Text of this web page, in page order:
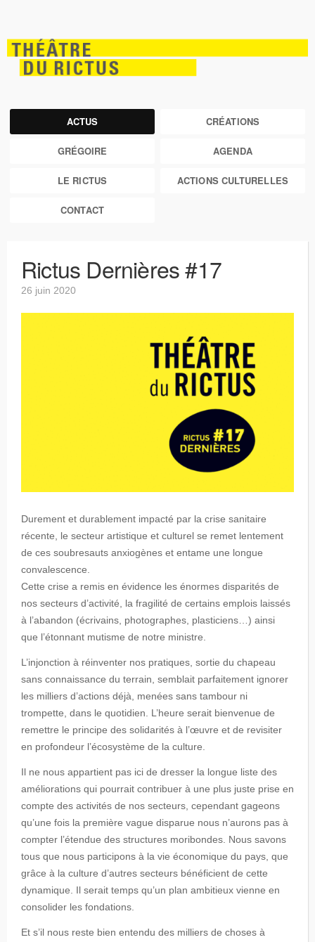
ACTUS CRÉATIONS
GRÉGOIRE AGENDA
LE RICTUS ACTIONS CULTURELLES
CONTACT
Rictus Dernières #17
26 juin 2020
Durement et durablement impacté par la crise sanitaire
récente, le secteur artistique et culturel se remet lentement
de ces soubresauts anxiogènes et entame une longue
convalescence.
Cette crise a remis en évidence les énormes disparités de
nos secteurs d’activité, la fragilité de certains emplois laissés
à l’abandon (écrivains, photographes, plasticiens…) ainsi
que l’étonnant mutisme de notre ministre.
L’injonction à réinventer nos pratiques, sortie du chapeau
sans connaissance du terrain, semblait parfaitement ignorer
les milliers d’actions déjà, menées sans tambour ni
trompette, dans le quotidien. L’heure serait bienvenue de
remettre le principe des solidarités à l’œuvre et de revisiter
en profondeur l’écosystème de la culture.
Il ne nous appartient pas ici de dresser la longue liste des
améliorations qui pourrait contribuer à une plus juste prise en
compte des activités de nos secteurs, cependant gageons
qu’une fois la première vague disparue nous n’aurons pas à
compter l’étendue des structures moribondes. Nous savons
tous que nous participons à la vie économique du pays, que
grâce à la culture d’autres secteurs bénéficient de cette
dynamique. Il serait temps qu’un plan ambitieux vienne en
consolider les fondations.
Et s’il nous reste bien entendu des milliers de choses à